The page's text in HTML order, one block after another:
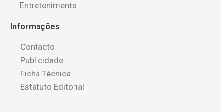
Entretenimento
Informações
Contacto
Publicidade
Ficha Técnica
Estatuto Editorial